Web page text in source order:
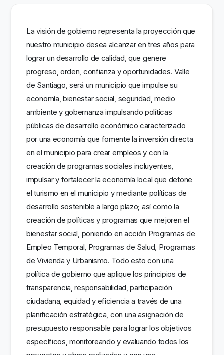
La visión de gobierno representa la proyección que
nuestro municipio desea alcanzar en tres años para
lograr un desarrollo de calidad, que genere
progreso, orden, confianza y oportunidades. Valle
de Santiago, será un municipio que impulse su
economía, bienestar social, seguridad, medio
ambiente y gobernanza impulsando políticas
públicas de desarrollo económico caracterizado
por una economía que fomente la inversión directa
en el municipio para crear empleos y con la
creación de programas sociales incluyentes,
impulsar y fortalecer la economía local que detone
el turismo en el municipio y mediante políticas de
desarrollo sostenible a largo plazo; así como la
creación de políticas y programas que mejoren el
bienestar social, poniendo en acción Programas de
Empleo Temporal, Programas de Salud, Programas
de Vivienda y Urbanismo. Todo esto con una
política de gobierno que aplique los principios de
transparencia, responsabilidad, participación
ciudadana, equidad y eficiencia a través de una
planificación estratégica, con una asignación de
presupuesto responsable para lograr los objetivos
específicos, monitoreando y evaluando todos los